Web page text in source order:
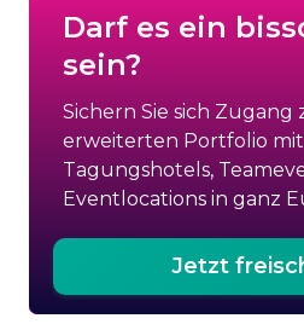
Darf es ein
sein?
Sichern Sie sich Zugang
erweiterten Portfolio
Tagungshotels,
Eventlocations in ganz
Jetzt